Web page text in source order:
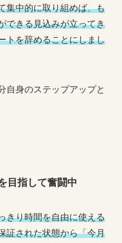
集中的に取り組めば、も
できる見込みが立ってき
トを辞めることにしまし
自身のステップアップと
目指して奮闘中
きり時間を自由に使える
証された状態から「今月